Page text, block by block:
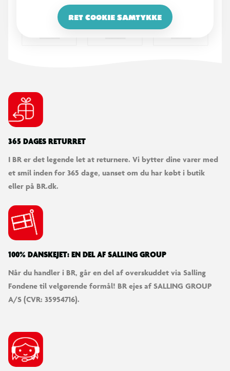
RET COOKIE SAMTYKKE
365 DAGES RETURRET
I BR er det legende let at returnere. Vi bytter dine varer med
et smil inden for 365 dage, uanset om du har købt i butik
eller på BR.dk.
100% DANSKEJET: EN DEL AF SALLING GROUP
Når du handler i BR, går en del af overskuddet via Salling
Fondene til velgørende formål! BR ejes af SALLING GROUP
A/S (CVR: 35954716).